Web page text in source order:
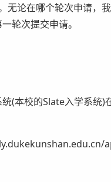
无论在哪个轮次申请，
轮次提交申请。
本校的Slate入学系统)